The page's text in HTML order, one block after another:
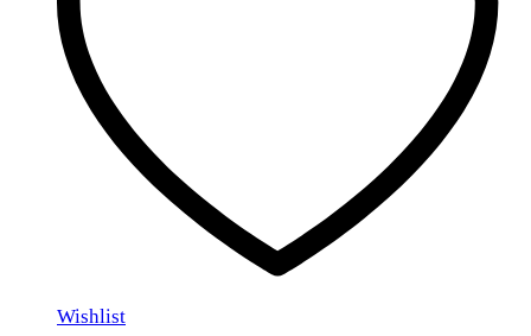
Wishlist